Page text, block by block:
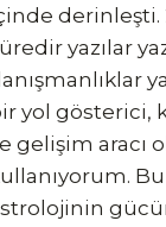
derinleşti.
yazılar
yol gösterici,
gelişim aracı